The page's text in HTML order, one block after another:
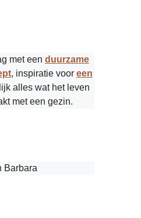
met een duurzame
, inspiratie voor een
alles wat het leven
met een gezin.
Barbara